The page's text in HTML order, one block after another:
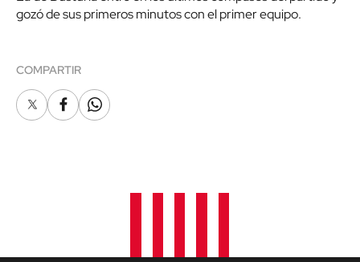
gozó de sus primeros minutos con el primer equipo.
COMPARTIR
X FacebookWhatsapp